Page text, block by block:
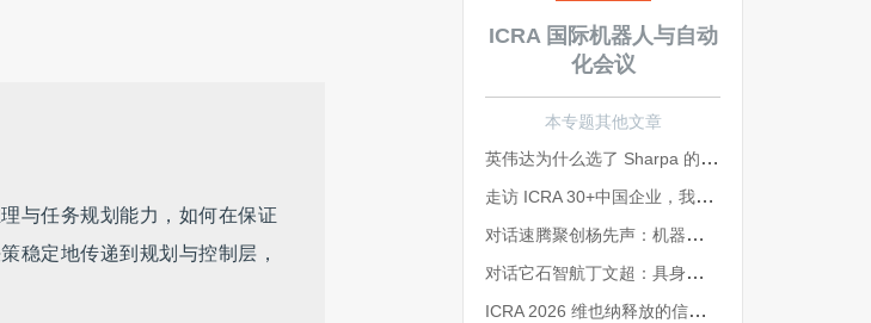
与任务规划能力，如何在保证
稳定地传递到规划与控制层，
ICRA 国际机器人与自动
化会议
本专题其他文章
英伟达为什么选了 Sharpa 的手？ICRA 2026现场我们找到了答案
走访 ICRA 30+中国企业，我们发现具身智能产业三大趋势 | ICRA 2026
对话速腾聚创杨先声：机器人的通用智能，先从一双「不骗人」的眼睛开始 | ICRA 2026
对话它石智航丁文超：具身智能，如何迈进「2.0时代」？| ICRA 2026
ICRA 2026 维也纳释放的信号：具身智能不拼单点，原力灵机押注的是一整套系统